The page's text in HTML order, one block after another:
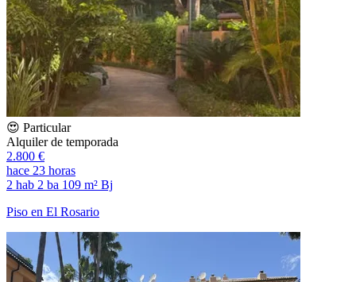
😍 Particular
Alquiler de temporada
2.800 €
hace 23 horas
2 hab 2 ba 109 m² Bj
Piso en El Rosario